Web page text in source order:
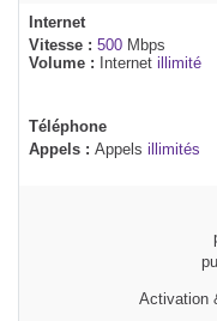
Internet
Vitesse : 500 Mbps
Volume : Internet illimité
Téléphone
Appels : Appels illimités
Activation